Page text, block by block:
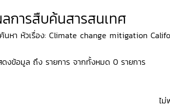
การสืบค้นสารสนเทศ
นหา หัวเรื่อง: Climate change mitigation
ดงข้อมูล ถึง รายการ จากทั้งหมด 0 รายการ
ไ